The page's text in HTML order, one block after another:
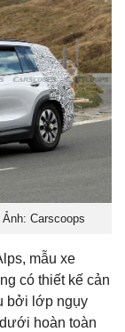
Carscoops
mẫu xe
có thiết kế cản
bởi lớp ngụy
hoàn toàn